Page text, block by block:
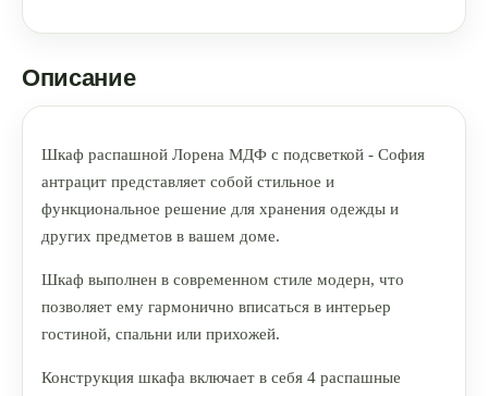
Описание
Шкаф распашной Лорена МДФ с подсветкой - София
антрацит представляет собой стильное и
функциональное решение для хранения одежды и
других предметов в вашем доме.
Шкаф выполнен в современном стиле модерн, что
позволяет ему гармонично вписаться в интерьер
гостиной, спальни или прихожей.
Конструкция шкафа включает в себя 4 распашные